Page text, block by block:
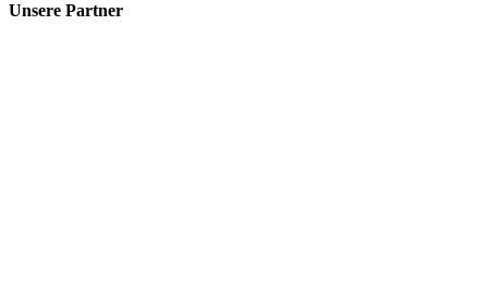
Unsere Partner